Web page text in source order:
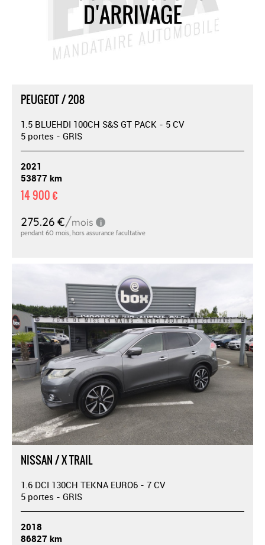
PEUGEOT / 208
1.5 BLUEHDI 100CH S&S GT PACK - 5 CV
5 portes - GRIS
2021
53877 km
14 900 €
NISSAN / X TRAIL
1.6 DCI 130CH TEKNA EURO6 - 7 CV
5 portes - GRIS
2018
86827 km